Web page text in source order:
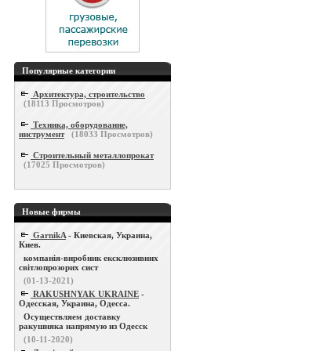
Популярные категории
Архитектура, строительство
(18113 Просмотров)
Техника, оборудование,
инструмент
(18033 Просмотров)
Строительный металлопрокат
(17025 Просмотров)
Новые фирмы
GarnikA - Киевская, Украина,
Киев.
компанія-виробник ексклюзивних
світлопрозорих сист
(01-13-2021)
RAKUSHNYAK UKRAINE -
Одесская, Украина, Одесса.
Осуществляем доставку
ракушняка напрямую из Одесск
(10-11-2020)